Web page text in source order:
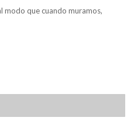
modo que cuando muramos,